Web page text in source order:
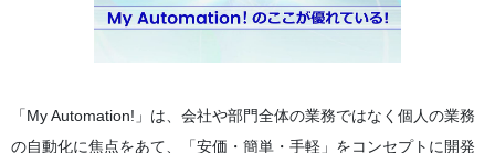
「My Automation!」は、会社や部門全体の業務ではなく個人の業務
の自動化に焦点をあて、「安価・簡単・手軽」をコンセプトに開発